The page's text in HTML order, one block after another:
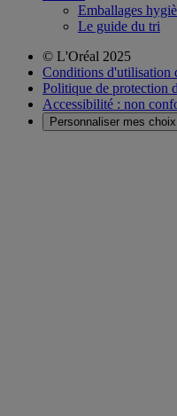
Emballages
Le guide du tri
© L'Oréal 2025
Conditions d'utilisation
Politique de protection
Accessibilité : non
Personnaliser mes choix